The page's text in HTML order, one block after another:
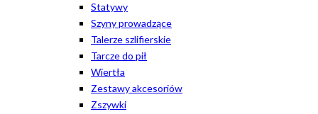
Statywy
Szyny prowadzące
Talerze szlifierskie
Tarcze do pił
Wiertła
Zestawy akcesoriów
Zszywki